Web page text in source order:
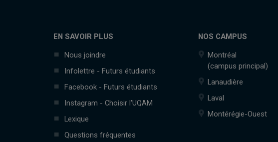
EN SAVOIR PLUS
Nous joindre
Infolettre - Futurs étudiants
Facebook - Futurs étudiants
Instagram - Choisir l'UQAM
Lexique
Questions fréquentes
NOS CAMPUS
Montréal
(campus principal)
Lanaudière
Laval
Montérégie-Ouest